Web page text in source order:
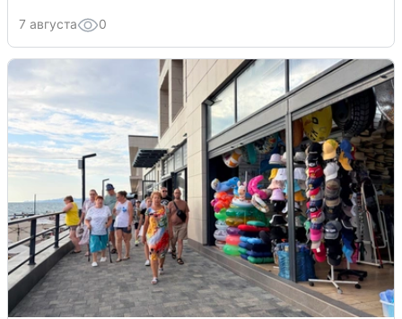
7 августа 0